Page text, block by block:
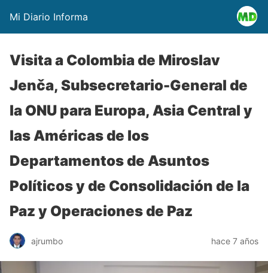
Mi Diario Informa
Visita a Colombia de Miroslav
Jenča, Subsecretario-General de
la ONU para Europa, Asia Central y
las Américas de los
Departamentos de Asuntos
Políticos y de Consolidación de la
Paz y Operaciones de Paz
ajrumbo hace 7 años